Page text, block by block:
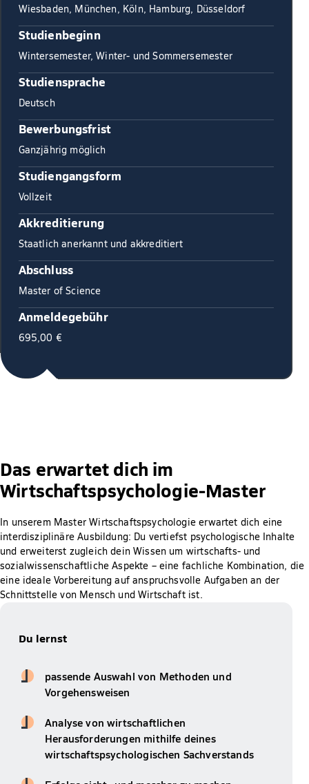
Wiesbaden, München, Köln, Hamburg, Düsseldorf
Studienbeginn
Wintersemester, Winter- und Sommersemester
Studiensprache
Deutsch
Bewerbungsfrist
Ganzjährig möglich
Studiengangsform
Vollzeit
Akkreditierung
Staatlich anerkannt und akkreditiert
Abschluss
Master of Science
Anmeldegebühr
695,00 €
Das erwartet dich im
Wirtschaftspsychologie-Master
In unserem Master Wirtschaftspsychologie erwartet dich eine
interdisziplinäre Ausbildung: Du vertiefst psychologische Inhalte
und erweiterst zugleich dein Wissen um wirtschafts- und
sozialwissenschaftliche Aspekte – eine fachliche Kombination, die
eine ideale Vorbereitung auf anspruchsvolle Aufgaben an der
Schnittstelle von Mensch und Wirtschaft ist.
Du lernst
passende Auswahl von Methoden und
Vorgehensweisen
Analyse von wirtschaftlichen
Herausforderungen mithilfe deines
wirtschaftspsychologischen Sachverstands